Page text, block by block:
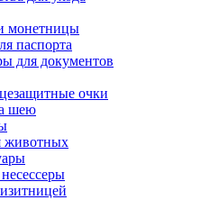
монетницы
паспорта
для документов
очки
шею
животных